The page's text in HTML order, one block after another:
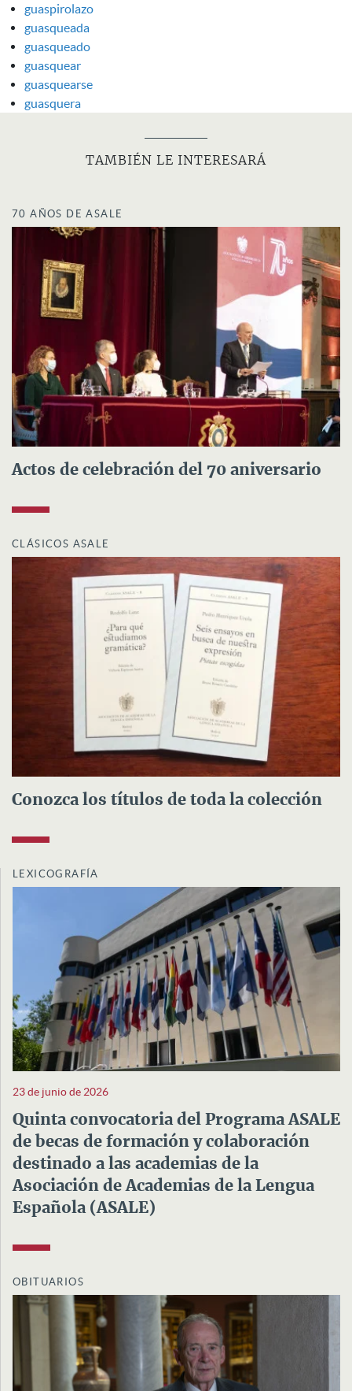
guaspirolazo
guasqueada
guasqueado
guasquear
guasquearse
guasquera
TAMBIÉN LE INTERESARÁ
70 AÑOS DE ASALE
Actos de celebración del 70 aniversario
CLÁSICOS ASALE
Conozca los títulos de toda la colección
LEXICOGRAFÍA
23 de junio de 2026
Quinta convocatoria del Programa ASALE
de becas de formación y colaboración
destinado a las academias de la
Asociación de Academias de la Lengua
Española (ASALE)
OBITUARIOS